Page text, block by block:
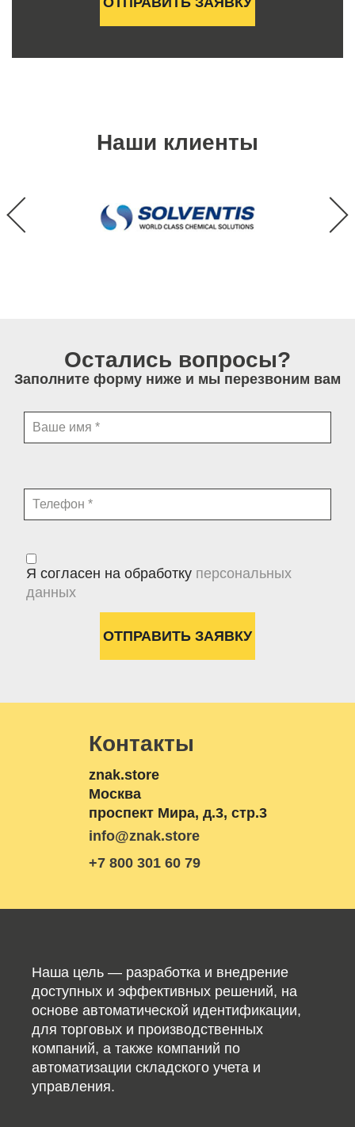
Наши клиенты
Остались вопросы?
Заполните форму ниже и мы перезвоним вам
Я согласен на обработку персональных
данных
Контакты
znak.store
Москва
проспект Мира, д.3, стр.3
info@znak.store
+7 800 301 60 79
Наша цель — разработка и внедрение
доступных и эффективных решений, на
основе автоматической идентификации,
для торговых и производственных
компаний, а также компаний по
автоматизации складского учета и
управления.